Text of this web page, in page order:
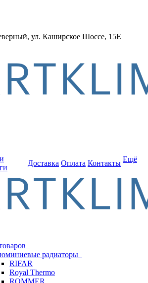
ул. Каширское Шоссе, 15Е
Доставка Оплата Контакты Ещё
радиаторы
RIFAR
Royal Thermo
ROMMER